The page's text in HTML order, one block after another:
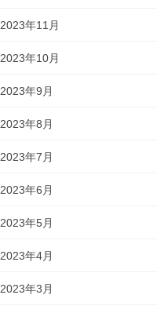
2023年11月
2023年10月
2023年9月
2023年8月
2023年7月
2023年6月
2023年5月
2023年4月
2023年3月